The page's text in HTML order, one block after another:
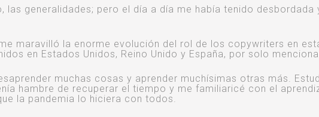
las generalidades; pero el día a día me había tenido desbordada
maravilló la enorme evolución del rol de los copywriters en
en Estados Unidos, Reino Unido y España, por solo
muchas cosas y aprender muchísimas otras más.
hambre de recuperar el tiempo y me familiaricé con el
la pandemia lo hiciera con todos.